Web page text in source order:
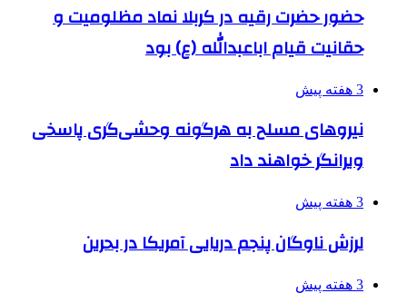
حضور حضرت رقیه در کربلا نماد مظلومیت و
حقانیت قیام اباعبدالله (ع) بود
3 هفته پیش
نیروهای مسلح به هرگونه وحشی‌گری پاسخی
ویرانگر خواهند داد
3 هفته پیش
لرزش ناوگان پنجم دریایی آمریکا در بحرین
3 هفته پیش